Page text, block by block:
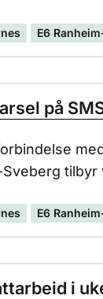
og torsdag i
E6
på
tilbyr
rystelser.
E6
i